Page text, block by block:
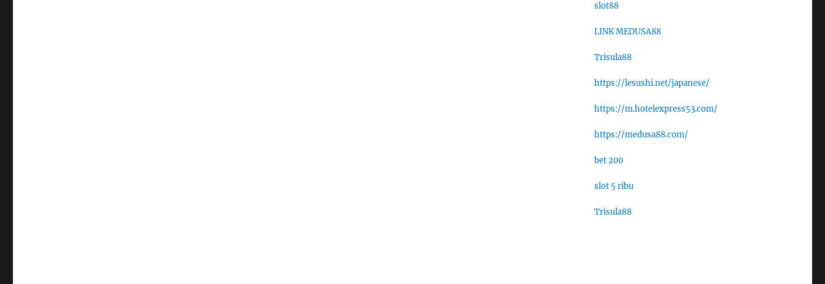
slot88
LINK MEDUSA88
Trisula88
https://lesushi.net/japanese/
https://m.hotelexpress53.com/
https://medusa88.com/
bet 200
slot 5 ribu
Trisula88